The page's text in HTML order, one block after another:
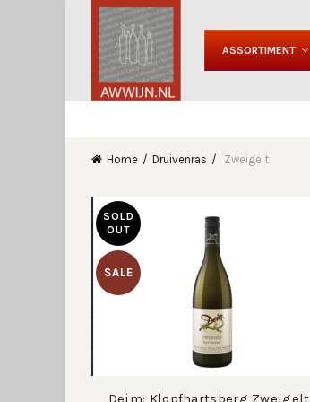
ASSORTIMENT
Home Druivenras Zweigelt
SALE
SOLD
OUT
Deim: Klopfhartsberg Zweigelt